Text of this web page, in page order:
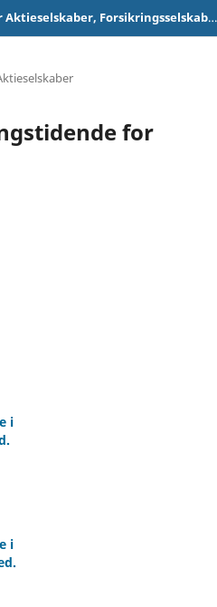
Registreringstidende for Aktieselskaber, Forsikringsselskaber og Foreninger
for
i
i